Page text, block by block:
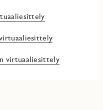
virtuaaliesittely